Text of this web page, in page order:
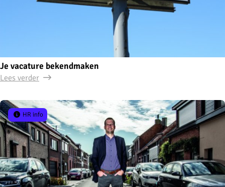
Je vacature bekendmaken
Lees verder
HR info